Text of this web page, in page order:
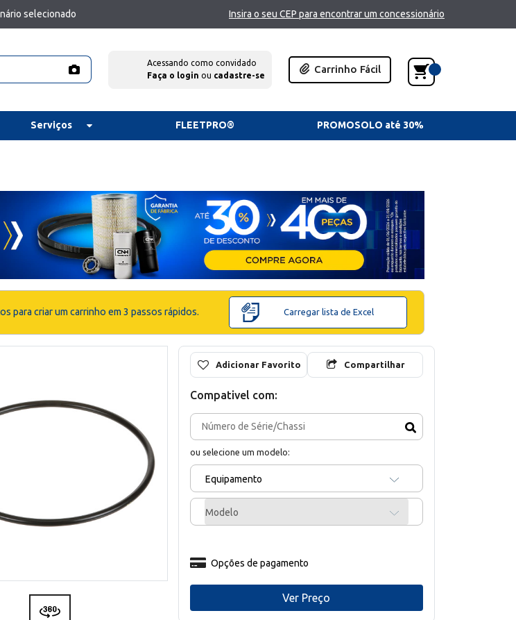
selecionado Insira o seu CEP para encontrar um concessionário
Acessando como convidado
Faça o login ou cadastre-se
Carrinho Fácil
Serviços FLEETPRO® PROMOSOLO até 30%
para criar um carrinho em 3 passos rápidos. Carregar lista de Excel
Adicionar Favorito Compartilhar
Compativel com:
ou selecione um modelo:
Equipamento
Modelo
Opções de pagamento
Ver Preço